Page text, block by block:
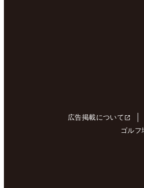
広告掲載について
ゴルフ